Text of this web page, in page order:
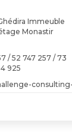
Immeuble
Monastir
/ 52 747 257 / 73
925
consulting-